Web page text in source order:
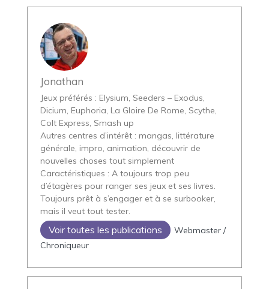
Jonathan
Jeux préférés : Elysium, Seeders – Exodus,
Dicium, Euphoria, La Gloire De Rome, Scythe,
Colt Express, Smash up
Autres centres d’intérêt : mangas, littérature
générale, impro, animation, découvrir de
nouvelles choses tout simplement
Caractéristiques : A toujours trop peu
d’étagères pour ranger ses jeux et ses livres.
Toujours prêt à s’engager et à se surbooker,
mais il veut tout tester.
Voir toutes les publications
Webmaster /
Chroniqueur